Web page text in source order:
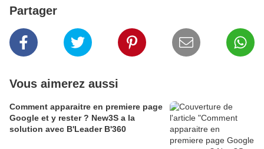
Partager
Vous aimerez aussi
Comment apparaitre en premiere page
Google et y rester ? New3S a la
solution avec B'Leader B'360